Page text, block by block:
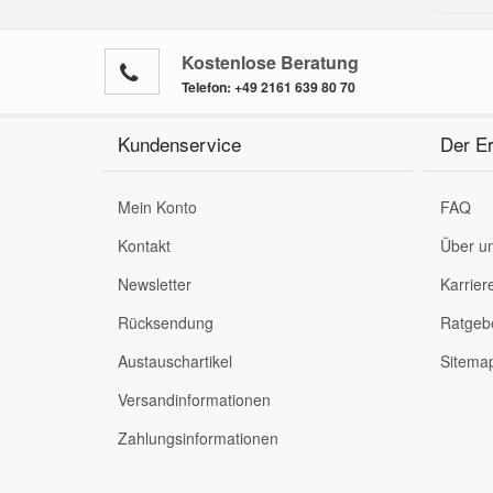
Kostenlose Beratung
Telefon: +49 2161 639 80 70
Kundenservice
Mein Konto
Kontakt
Newsletter
Rücksendung
Austauschartikel
Versandinformationen
Zahlungsinformationen
Der
FAQ
Über